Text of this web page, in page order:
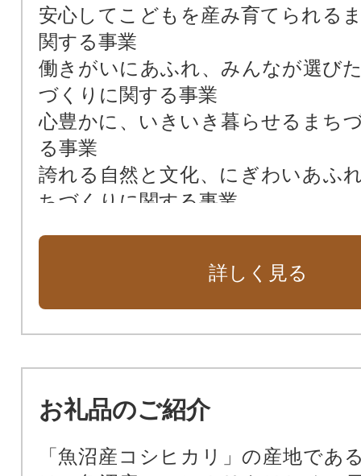
安心してこどもを産み育てられる
関する事業
働きがいにあふれ、みんなが選び
づくりに関する事業
心豊かに、いきいき暮らせるまち
る事業
誇れる自然と文化、にぎわいあふ
ちづくりに関する事業
詳しく見る
お礼品のご紹介
「魚沼産コシヒカリ」の産地であ